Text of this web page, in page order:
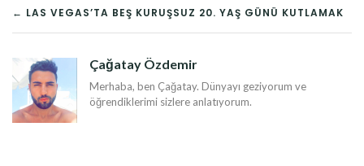
YAZI
DOLAŞIMI
← LAS VEGAS’TA BEŞ KURUŞSUZ 20. YAŞ GÜNÜ KUTLAMAK
Çağatay Özdemir
Merhaba, ben Çağatay. Dünyayı geziyorum ve
öğrendiklerimi sizlere anlatıyorum.